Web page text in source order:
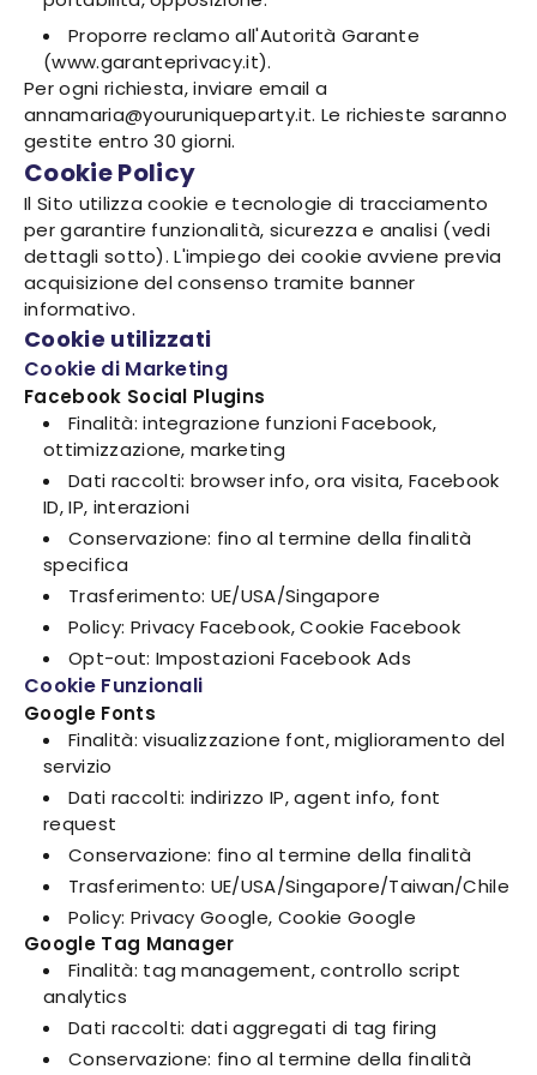
Proporre reclamo all'Autorità Garante
(www.garanteprivacy.it).
Per ogni richiesta, inviare email a
annamaria@youruniqueparty.it. Le richieste saranno
gestite entro 30 giorni.
Cookie Policy
Il Sito utilizza cookie e tecnologie di tracciamento
per garantire funzionalità, sicurezza e analisi (vedi
dettagli sotto). L'impiego dei cookie avviene previa
acquisizione del consenso tramite banner
informativo.
Cookie utilizzati
Cookie di Marketing
Facebook Social Plugins
Finalità: integrazione funzioni Facebook,
ottimizzazione, marketing
Dati raccolti: browser info, ora visita, Facebook
ID, IP, interazioni
Conservazione: fino al termine della finalità
specifica
Trasferimento: UE/USA/Singapore
Policy: Privacy Facebook, Cookie Facebook
Opt-out: Impostazioni Facebook Ads
Cookie Funzionali
Google Fonts
Finalità: visualizzazione font, miglioramento del
servizio
Dati raccolti: indirizzo IP, agent info, font
request
Conservazione: fino al termine della finalità
Trasferimento: UE/USA/Singapore/Taiwan/Chile
Policy: Privacy Google, Cookie Google
Google Tag Manager
Finalità: tag management, controllo script
analytics
Dati raccolti: dati aggregati di tag firing
Conservazione: fino al termine della finalità